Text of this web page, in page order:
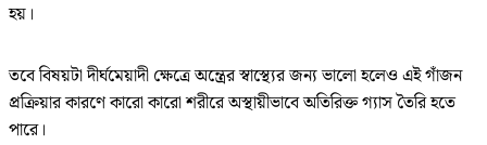
হয়।
তবে বিষয়টা দীর্ঘমেয়াদী ক্ষেত্রে অন্ত্রের স্বাস্থ্যের জন্য ভালো হলেও এই গাঁজন
প্রক্রিয়ার কারণে কারো কারো শরীরে অস্থায়ীভাবে অতিরিক্ত গ্যাস তৈরি হতে
পারে।